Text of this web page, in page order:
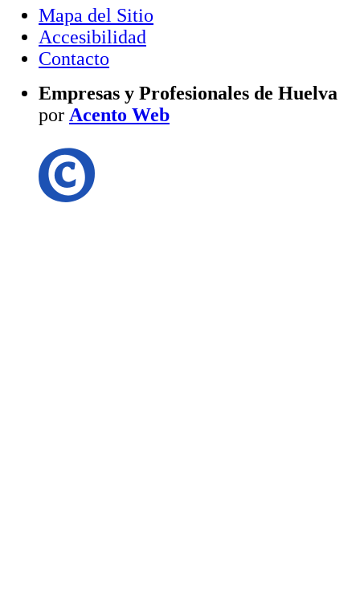
Mapa del Sitio
Accesibilidad
Contacto
Empresas y Profesionales de Huelva
por Acento Web